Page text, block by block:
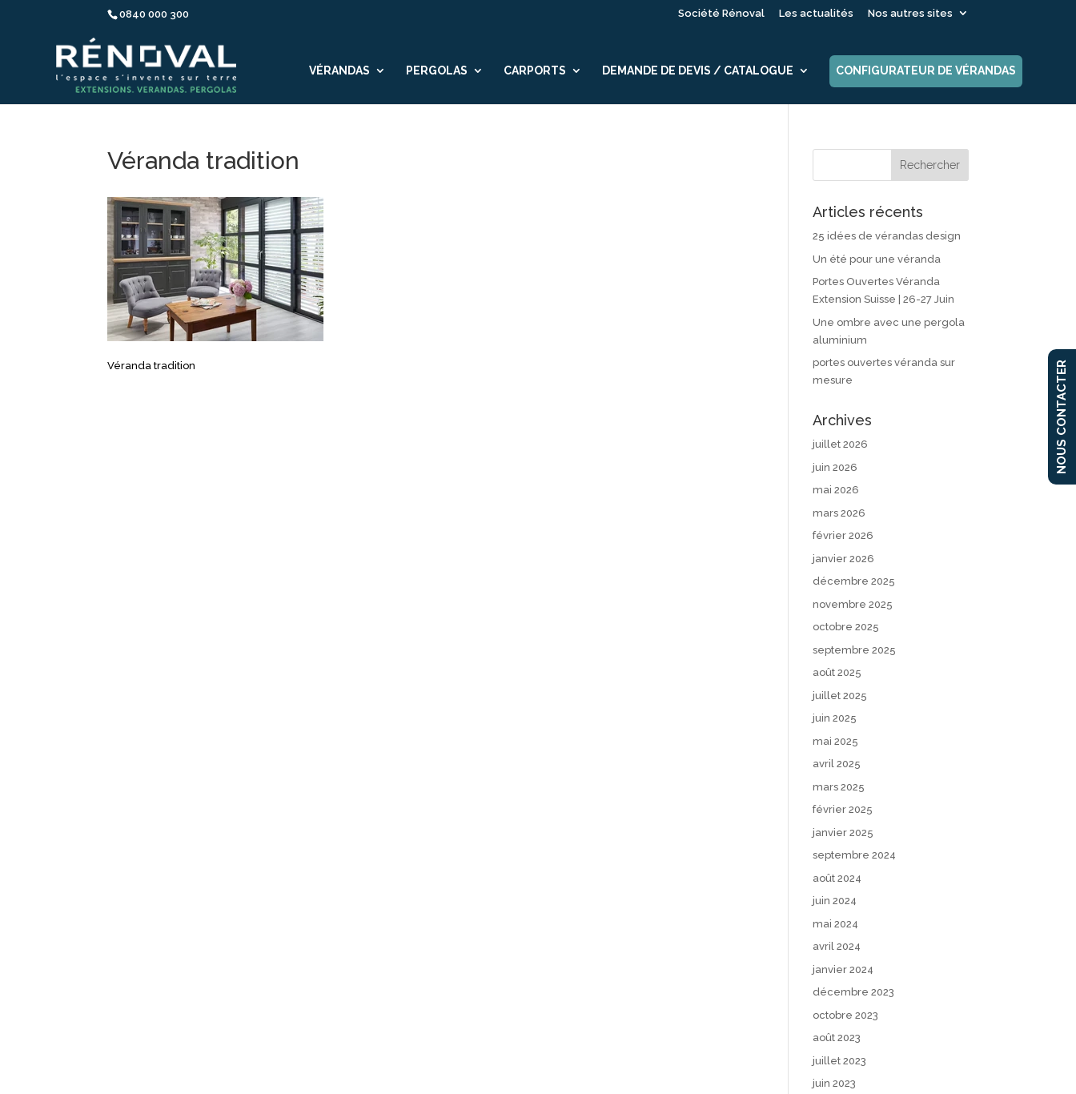
0840 000 300 Société Rénoval Les actualités Nos autres sites
VÉRANDAS PERGOLAS CARPORTS DEMANDE DE DEVIS / CATALOGUE CONFIGURATEUR DE VÉRANDAS
Véranda tradition
Véranda tradition
Articles récents
25 idées de vérandas design
Un été pour une véranda
Portes Ouvertes Véranda
Extension Suisse | 26-27 Juin
Une ombre avec une pergola
aluminium
portes ouvertes véranda sur
mesure
Archives
juillet 2026
juin 2026
mai 2026
mars 2026
février 2026
janvier 2026
décembre 2025
novembre 2025
octobre 2025
septembre 2025
août 2025
juillet 2025
juin 2025
mai 2025
avril 2025
mars 2025
février 2025
janvier 2025
septembre 2024
août 2024
juin 2024
mai 2024
avril 2024
janvier 2024
décembre 2023
octobre 2023
août 2023
juillet 2023
juin 2023
NOUS CONTACTER